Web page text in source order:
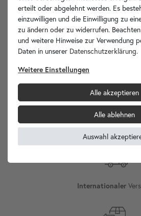
Hersteller-Info
wohnfreuden.de -
Internationaler
erteilt oder abgelehnt werden. Es
einzuwilligen und die Einwilligung zu
zu ändern oder zu widerrufen.
und weitere Hinweise zur Verwendung
Daten in unserer Daten­schutz­erklärung.
Weitere Einstellungen
Alle akzeptieren
Alle ablehnen
Auswahl